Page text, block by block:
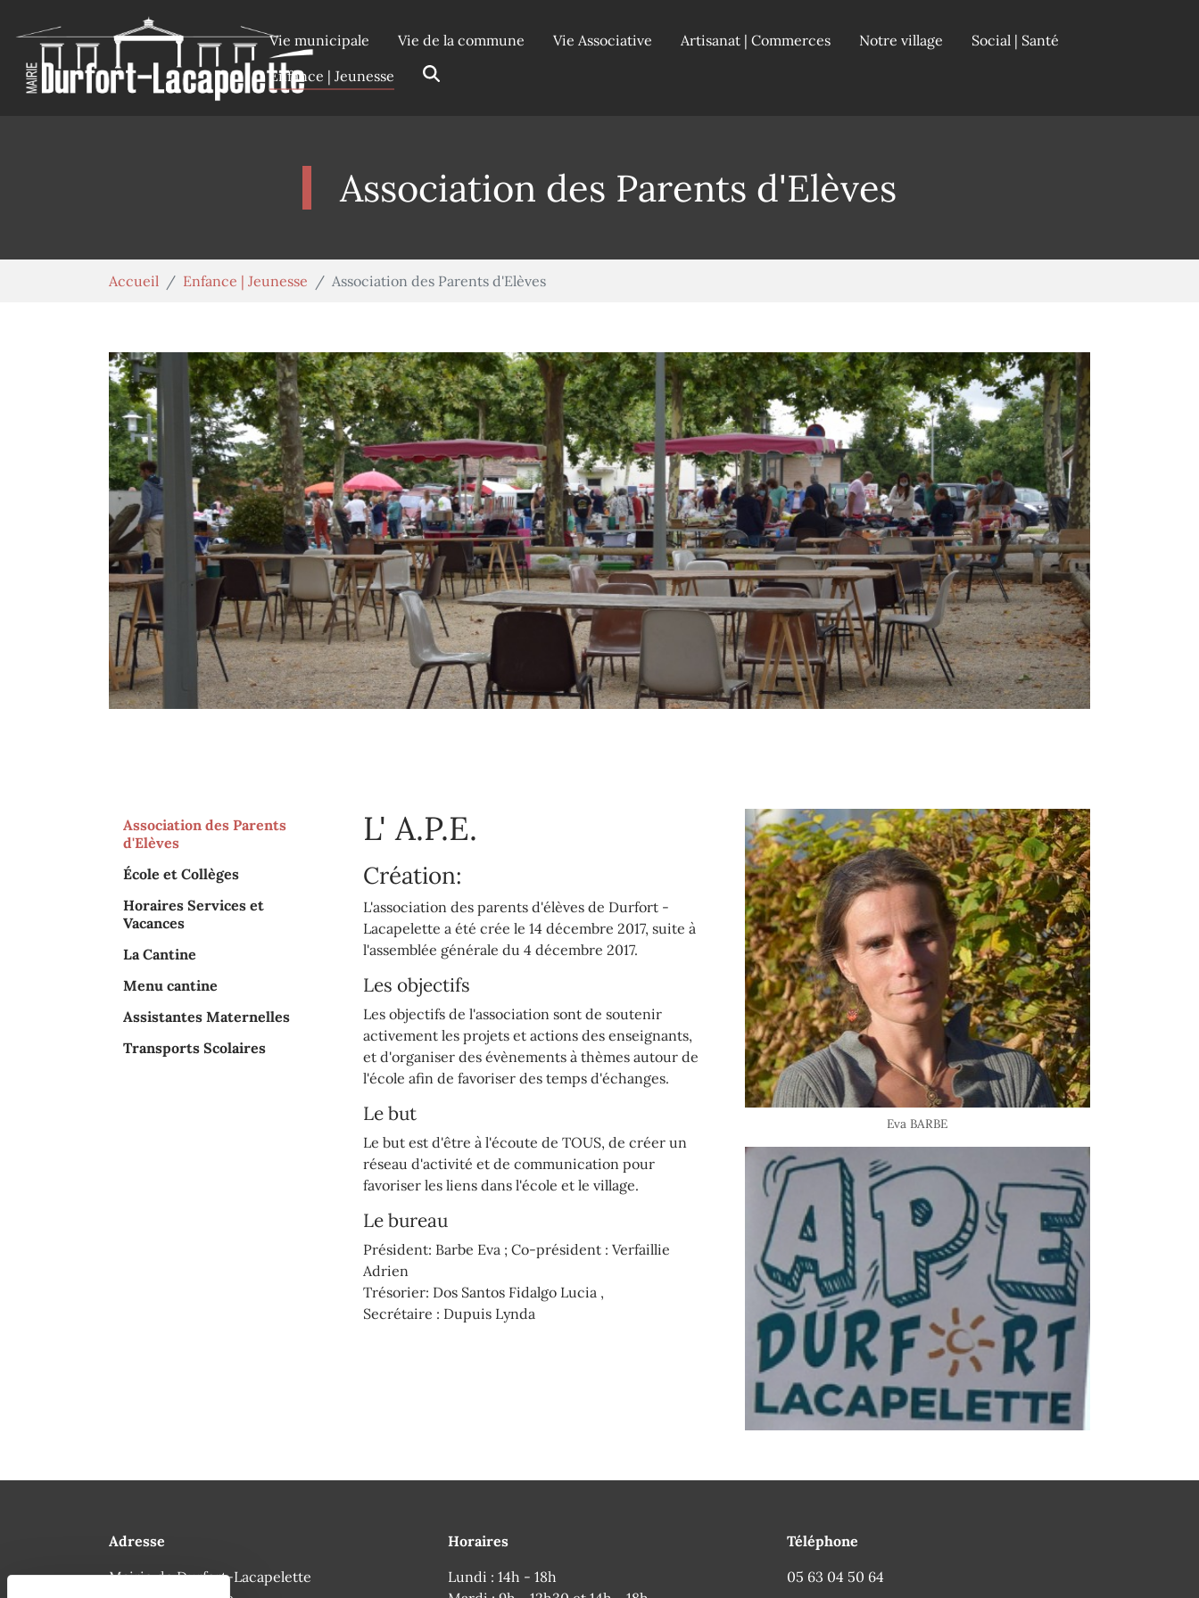
Vie municipale
Vie de la commune Vie Associative Artisanat | Commerces Notre village
Social | Santé
Enfance | Jeunesse
Association des Parents d'Elèves
Accueil Enfance | Jeunesse Association des Parents d'Elèves
Association des Parents
d'Elèves(current)
École et Collèges
Horaires Services et
Vacances
La Cantine
Menu cantine
Assistantes Maternelles
Transports Scolaires
Eva BARBE
L' A.P.E.
Création:
L'association des parents d'élèves de Durfort -
Lacapelette a été crée le 14 décembre 2017, suite à
l'assemblée générale du 4 décembre 2017.
Les objectifs
Les objectifs de l'association sont de soutenir
activement les projets et actions des enseignants,
et d'organiser des évènements à thèmes autour de
l'école afin de favoriser des temps d'échanges.
Le but
Le but est d'être à l'écoute de TOUS, de créer un
réseau d'activité et de communication pour
favoriser les liens dans l'école et le village.
Le bureau
Président: Barbe Eva ; Co-président : Verfaillie
Adrien
Trésorier: Dos Santos Fidalgo Lucia ,
Secrétaire : Dupuis Lynda
Adresse
Mairie de Durfort-Lacapelette
Horaires
Lundi : 14h - 18h
Téléphone
05 63 04 50 64